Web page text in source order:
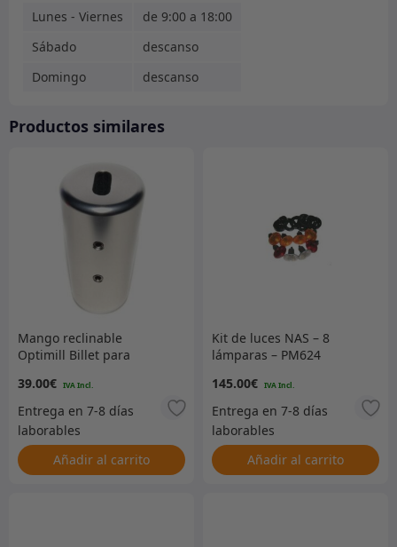
Lunes - Viernes
de 9:00 a 18:00
Sábado
descanso
Domingo
descanso
Productos similares
Mango reclinable
Optimill Billet para
plateado
39.00€
Añadir al carrito
Kit de luces NAS – 8
lámparas – PM624
145.00€
Añadir al carrito